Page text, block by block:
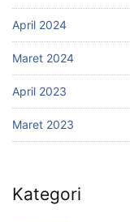
April 2024
Maret 2024
April 2023
Maret 2023
Kategori